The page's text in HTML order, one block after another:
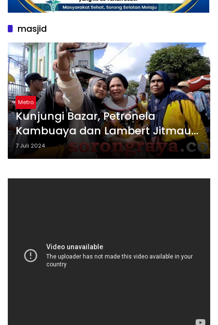
masjid
Metro
Kunjungi Bazar, Petronela
Kambuaya dan Lambert Jitmau
Disambut Ribuan Manusia
7 Juli 2024